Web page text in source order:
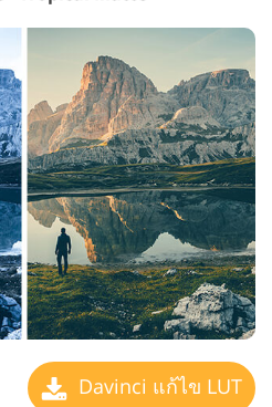
Davinci แก้ไข LUT